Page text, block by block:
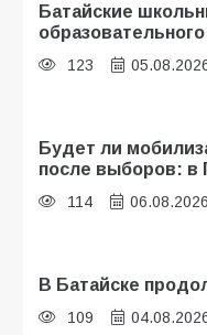
Батайские
123
Будет ли
после выборов: в
114 06.08.2026
В Батайске
109